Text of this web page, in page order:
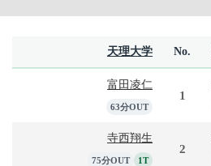
天理大学 No.
富田凌仁
63分OUT
1
寺西翔生
75分OUT 1T
2